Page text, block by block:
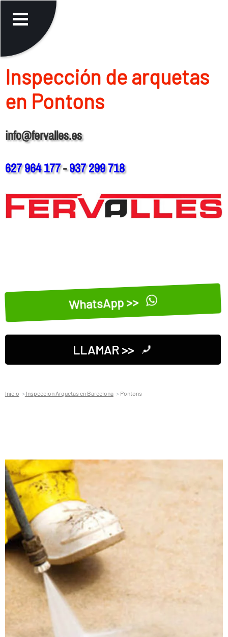
Inspección de arquetas
en Pontons
info@fervalles.es
627 964 177-937 299 718
WhatsApp >>
LLAMAR >>
Inicio Inspeccion Arquetas en Barcelona Pontons